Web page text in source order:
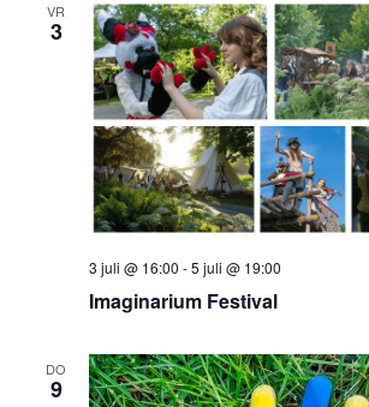
VR
3
Imaginarium Festival
3 juli @ 16:00 -5 juli @ 19:00
DO
9